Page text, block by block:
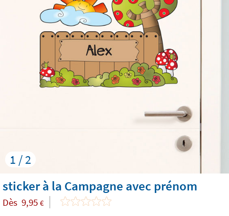
1 / 2
sticker à la Campagne avec prénom
Dès 9,95 €